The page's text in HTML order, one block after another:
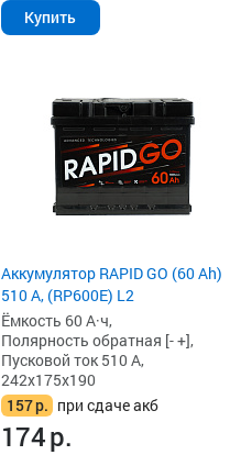
Купить
Аккумулятор RAPID GO (60 Ah)
510 А, (RP600E) L2
Ёмкость 60 А·ч,
Полярность обратная [- +],
Пусковой ток 510 А,
242x175x190
157р. при сдаче акб
174р.